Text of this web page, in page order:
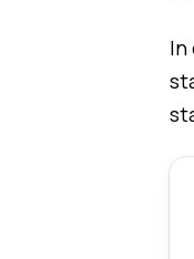
In